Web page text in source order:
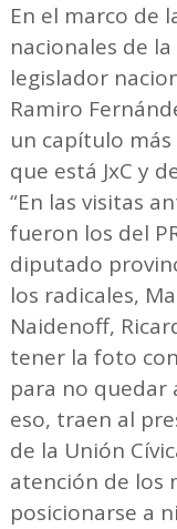
En el marco de
nacionales de
legislador
Ramiro
un capítulo
que está JxC y
“En las visitas
fueron los del
diputado
los radicales,
Naidenoff,
tener la foto
para no quedar
eso, traen al
de la Unión
atención de los
posicionarse a